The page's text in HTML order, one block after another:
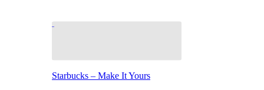
Starbucks – Make It Yours